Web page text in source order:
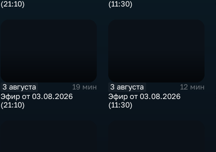
(21:10)
(11:30)
3 августа
19 мин
Эфир от 03.08.2026
(21:10)
3 августа
12 мин
Эфир от 03.08.2026
(11:30)